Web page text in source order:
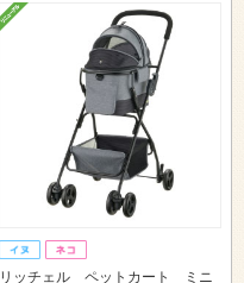
リッチェル ペットカート ミニ